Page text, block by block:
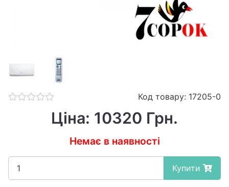
Код товару: 17205-0
Ціна: 10320 Грн.
Немає в наявності
Купити